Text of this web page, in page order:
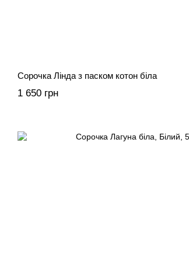
Сорочка Лінда з паском котон біла
1 650 грн